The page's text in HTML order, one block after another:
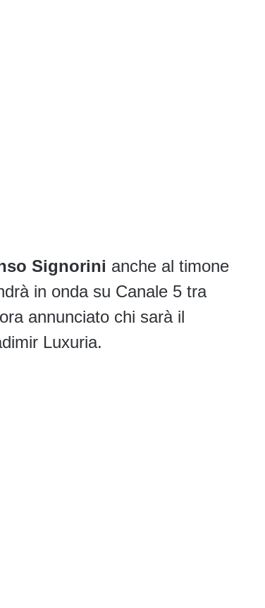
Signorini anche al timone
in onda su Canale 5 tra
annunciato chi sarà il
Luxuria.